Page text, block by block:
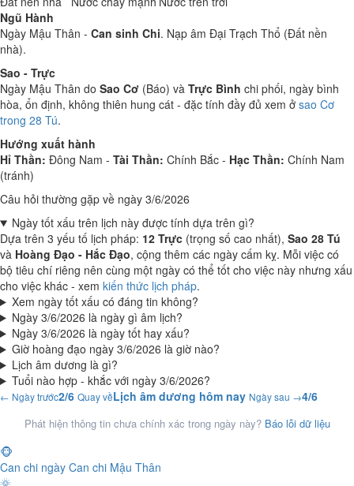
Ngũ Hành
Ngày Mậu Thân - Can sinh Chi. Nạp âm Đại Trạch Thổ (Đất nền
nhà).
Sao - Trực
Ngày Mậu Thân do Sao Cơ (Báo) và Trực Bình chi phối, ngày bình
hòa, ổn định, không thiên hung cát - đặc tính đầy đủ xem ở sao Cơ
trong 28 Tú.
Hướng xuất hành
Hỉ Thần: Đông Nam - Tài Thần: Chính Bắc - Hạc Thần: Chính Nam
(tránh)
Câu hỏi thường gặp về ngày 3/6/2026
Ngày tốt xấu trên lịch này được tính dựa trên gì?
Dựa trên 3 yếu tố lịch pháp: 12 Trực (trọng số cao nhất), Sao 28 Tú
và Hoàng Đạo - Hắc Đạo, cộng thêm các ngày cấm kỵ. Mỗi việc có
bộ tiêu chí riêng nên cùng một ngày có thể tốt cho việc này nhưng xấu
cho việc khác - xem kiến thức lịch pháp.
Xem ngày tốt xấu có đáng tin không?
Ngày 3/6/2026 là ngày gì âm lịch?
Ngày 3/6/2026 là ngày tốt hay xấu?
Giờ hoàng đạo ngày 3/6/2026 là giờ nào?
Lịch âm dương là gì?
Tuổi nào hợp - khắc với ngày 3/6/2026?
← Ngày trước2/6 Quay vềLịch âm dương hôm nay Ngày sau →4/6
Phát hiện thông tin chưa chính xác trong ngày này? Báo lỗi dữ liệu
🐵
Can chi ngày Can chi Mậu Thân
🌞